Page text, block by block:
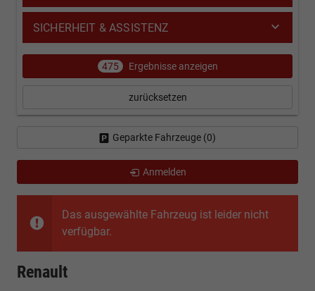
Das ausgewählte Fahrzeug ist leider nicht
verfügbar.
Renault
SICHERHEIT & ASSISTENZ
475 Ergebnisse anzeigen
zurücksetzen
Geparkte Fahrzeuge (0)
Anmelden